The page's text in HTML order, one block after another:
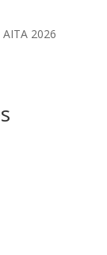
2026